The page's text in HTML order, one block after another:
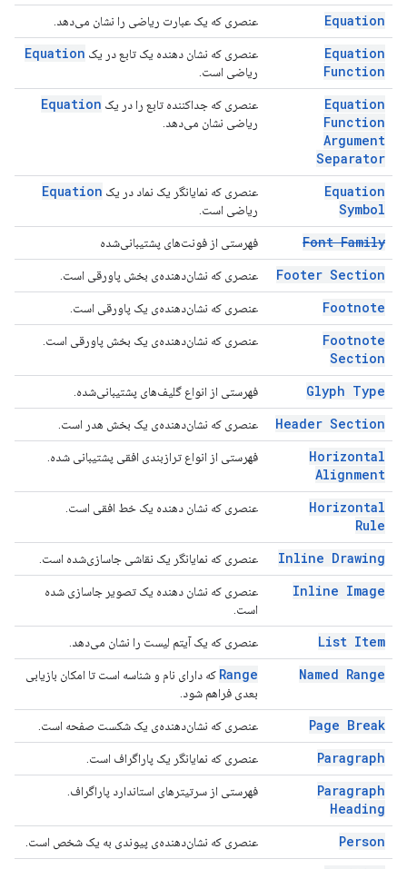
Equation عنصری که یک عبارت ریاضی را نشان می‌دهد.
Equation
Function
عنصری که نشان دهنده یک تابع در یک Equation
ریاضی است.
Equation
Function
Argument
Separator
عنصری که جداکننده تابع را در یک Equation
ریاضی نشان می‌دهد.
Equation
Symbol
عنصری که نمایانگر یک نماد در یک Equation
ریاضی است.
Font Family فهرستی از فونت‌های پشتیبانی‌شده
Footer Section عنصری که نشان‌دهنده‌ی بخش پاورقی است.
Footnote عنصری که نشان‌دهنده‌ی یک پاورقی است.
Footnote
Section
عنصری که نشان‌دهنده‌ی یک بخش پاورقی است.
Glyph Type فهرستی از انواع گلیف‌های پشتیبانی‌شده.
Header Section عنصری که نشان‌دهنده‌ی یک بخش هدر است.
Horizontal
Alignment
فهرستی از انواع ترازبندی افقی پشتیبانی شده.
Horizontal
Rule
عنصری که نشان دهنده یک خط افقی است.
Inline Drawing عنصری که نمایانگر یک نقاشی جاسازی‌شده است.
Inline Image
عنصری که نشان دهنده یک تصویر جاسازی شده
است.
List Item عنصری که یک آیتم لیست را نشان می‌دهد.
Named Range
Range که دارای نام و شناسه است تا امکان بازیابی
بعدی فراهم شود.
Page Break عنصری که نشان‌دهنده‌ی یک شکست صفحه است.
Paragraph عنصری که نمایانگر یک پاراگراف است.
Paragraph
Heading
فهرستی از سرتیترهای استاندارد پاراگراف.
Person عنصری که نشان‌دهنده‌ی پیوندی به یک شخص است.